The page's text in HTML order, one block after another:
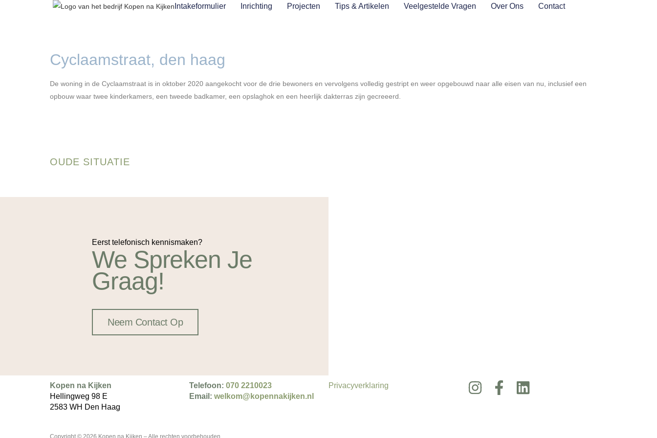
Intakeformulier Inrichting Projecten Tips & Artikelen Veelgestelde Vragen Over Ons Contact
Cyclaamstraat, den haag
De woning in de Cyclaamstraat is in oktober 2020 aangekocht voor de drie bewoners en vervolgens volledig gestript en weer opgebouwd naar alle eisen van nu, inclusief een
opbouw waar twee kinderkamers, een tweede badkamer, een opslaghok en een heerlijk dakterras zijn gecreeerd.
OUDE SITUATIE
Eerst telefonisch kennismaken?
We Spreken Je
Graag!
Neem Contact Op
Kopen na Kijken
Hellingweg 98 E
2583 WH Den Haag
Telefoon: 070 2210023
Email: welkom@kopennakijken.nl
Privacyverklaring